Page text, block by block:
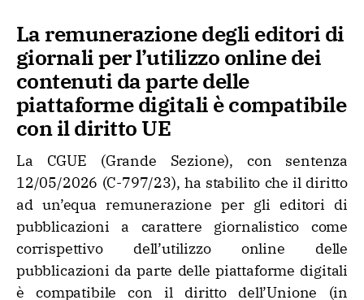
La remunerazione degli editori di
giornali per l’utilizzo online dei
contenuti da parte delle
piattaforme digitali è compatibile
con il diritto UE
La CGUE (Grande Sezione), con sentenza
12/05/2026 (C-797/23), ha stabilito che il diritto
ad un’equa remunerazione per gli editori di
pubblicazioni a carattere giornalistico come
corrispettivo dell’utilizzo online delle
pubblicazioni da parte delle piattaforme digitali
è compatibile con il diritto dell’Unione (in